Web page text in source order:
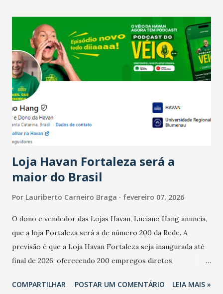
confraternizações de fim de ano e pelo pagamento do 13º
Salário para um número maior de trabalhadores, já que o
país tem a menor taxa de desemprego dos anos recentes.
Ainda segundo a Pesquisa, em novembro de 2025, 40% dos
bares e restaurantes operaram com lucro e outros 40%
registraram equilíbrio financeiro. Já o percentual de
estabelecimentos no prejuízo ficou em 19%, pouco abaixo
do observado no mês anterior. Outros 1% não existiam em
novembro. Em relação a outubro, o faturamento também
cresceu. De acordo com a pesquisa, 44% dos n...
Loja Havan Fortaleza será a
maior do Brasil
Por Lauriberto Carneiro Braga fevereiro 07, 2026
O dono e vendedor das Lojas Havan, Luciano Hang anuncia,
que a loja Fortaleza será a de número 200 da Rede. A
previsão é que a Loja Havan Fortaleza seja inaugurada até
final de 2026, oferecendo 200 empregos diretos,
Havan Fortaleza ainda não foi anunciada oficialmente, mas
COMPARTILHAR POSTAR UM COMENTÁRIO LEIA MAIS »